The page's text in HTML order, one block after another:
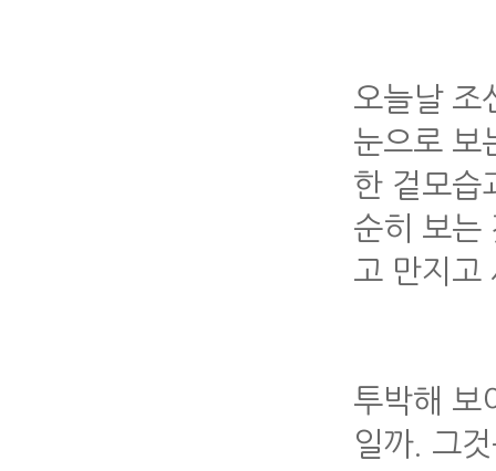
오늘날 조
눈으로 보
한 겉모습
순히 보는
고 만지고
투박해 보
일까. 그